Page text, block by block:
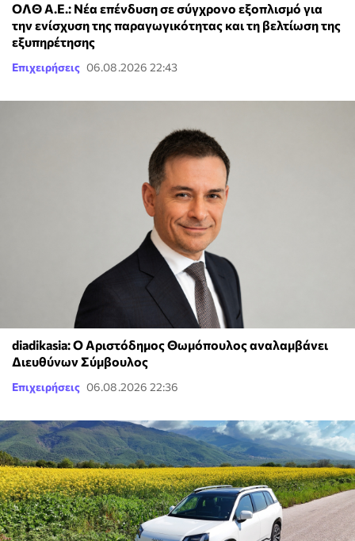
ΟΛΘ Α.Ε.: Νέα επένδυση σε σύγχρονο εξοπλισμό για
την ενίσχυση της παραγωγικότητας και τη βελτίωση της
εξυπηρέτησης
Επιχειρήσεις 06.08.2026 22:43
diadikasia: Ο Αριστόδημος Θωμόπουλος αναλαμβάνει
Διευθύνων Σύμβουλος
Επιχειρήσεις 06.08.2026 22:36